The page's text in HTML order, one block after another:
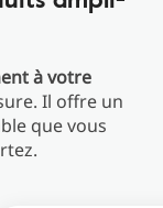
à votre
Il offre un
que vous